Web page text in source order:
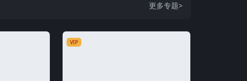
更多专题>
VIP